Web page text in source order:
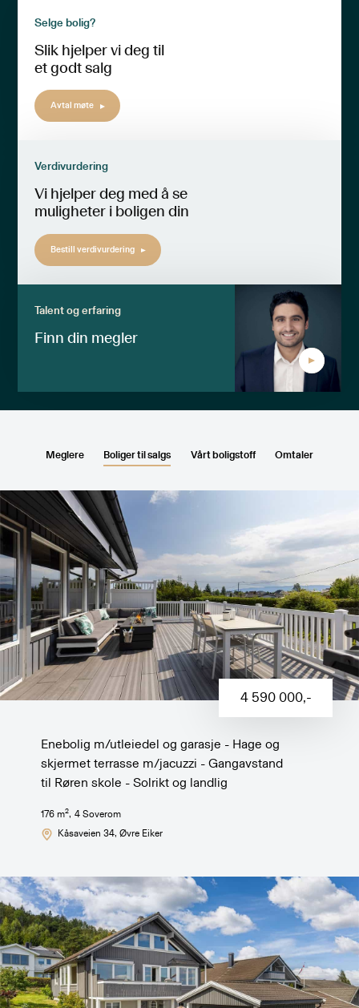
Selge bolig?
Slik hjelper vi deg til
et godt salg
Avtal møte
Verdivurdering
Vi hjelper deg med å se
muligheter i boligen din
Bestill verdivurdering
Talent og erfaring
Finn din megler
Meglere Boliger til salgs Vårt boligstoff Omtaler
4 590 000,-
Enebolig m/utleiedel og garasje - Hage og
skjermet terrasse m/jacuzzi - Gangavstand
til Røren skole - Solrikt og landlig
176 m2, 4Soverom
Kåsaveien 34, Øvre Eiker